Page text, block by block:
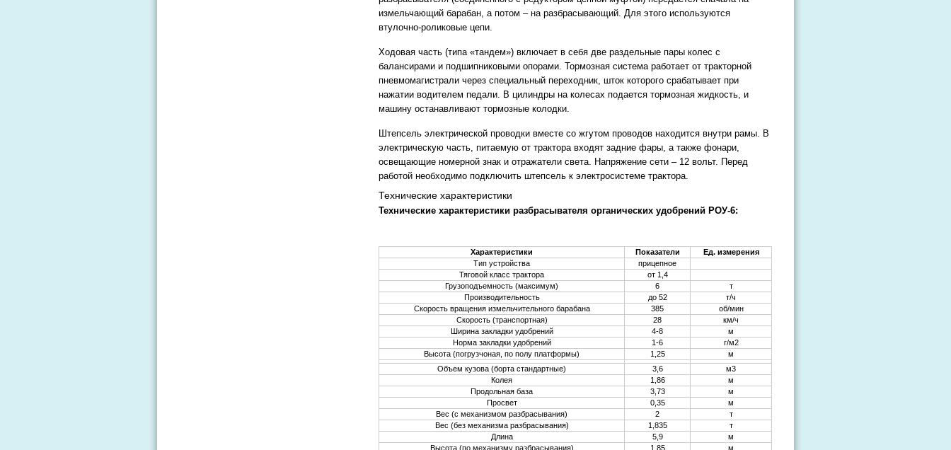
измельчающий барабан, а потом – на разбрасывающий. Для этого используются
втулочно-роликовые цепи.
Ходовая часть (типа «тандем») включает в себя две раздельные пары колес с
балансирами и подшипниковыми опорами. Тормозная система работает от тракторной
пневмомагистрали через специальный переходник, шток которого срабатывает при
нажатии водителем педали. В цилиндры на колесах подается тормозная жидкость, и
машину останавливают тормозные колодки.
Штепсель электрической проводки вместе со жгутом проводов находится внутри рамы. В
электрическую часть, питаемую от трактора входят задние фары, а также фонари,
освещающие номерной знак и отражатели света. Напряжение сети – 12 вольт. Перед
работой необходимо подключить штепсель к электросистеме трактора.
Технические характеристики
Технические характеристики разбрасывателя органических удобрений РОУ-6:
Характеристики Показатели
Ед. измерения
Тип устройства
прицепное
Тяговой класс трактора
от 1,4
Грузоподъемность (максимум)
6
т
Производительность
до 52
т/ч
Скорость вращения измельчительного барабана
385
об/мин
Скорость (транспортная)
28
км/ч
Ширина закладки удобрений
4-8
м
Норма закладки удобрений
1-6
г/м2
Высота (погрузчоная, по полу платформы)
1,25
м
Объем кузова (борта стандартные)
3,6
м3
Колея
1,86
м
Продольная база
3,73
м
Просвет
0,35
м
Вес (с механизмом разбрасывания)
2
т
Вес (без механизма разбрасывания)
1,835
т
Длина
5,9
м
Высота (по механизму разбрасывания)
1,85 м